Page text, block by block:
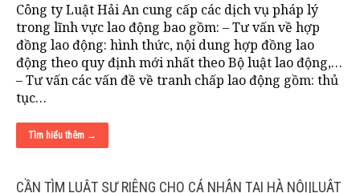
Công ty Luật Hải An cung cấp các dịch vụ pháp lý
trong lĩnh vực lao động bao gồm: – Tư vấn về hợp
đồng lao động: hình thức, nội dung hợp đồng lao
động theo quy định mới nhất theo Bộ luật lao động,…
– Tư vấn các vấn đề về tranh chấp lao động gồm: thủ
tục…
Tìm hiểu thêm →
CẦN TÌM LUẬT SƯ RIÊNG CHO CÁ NHÂN TẠI HÀ NỘI|LUÂT